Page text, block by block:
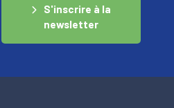
S'inscrire à la
newsletter